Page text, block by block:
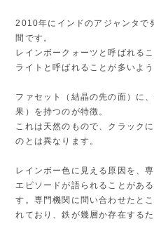
2010年にインドのアジャンタで
間です。
レインボークォーツと呼ばれる
ライトと呼ばれることが多いよう
ファセット（結晶の先の面）に
果）を持つのが特徴。
これは天然のもので、クラック
のとは異なります。
レインボー色に見える原因を、
エピソードが語られることがあ
す。専門機関に問い合わせたと
れており、鉄が幾層か存在する